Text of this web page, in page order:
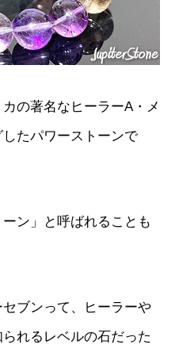
の著名なヒーラーA・メ
たパワーストーンで
ン」と呼ばれることも
ブンって、ヒーラーや
れるレベルの石だった